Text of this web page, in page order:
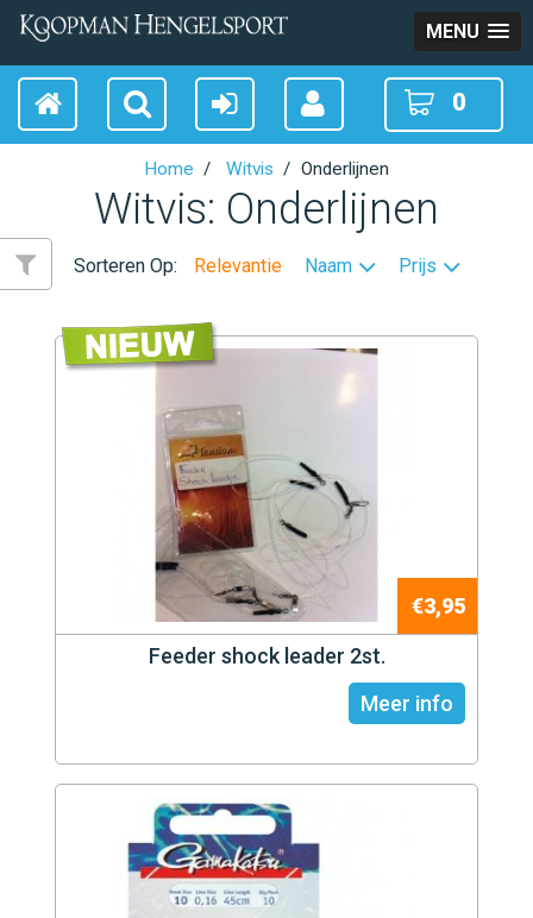
MENU
0
Home Witvis Onderlijnen
Witvis: Onderlijnen
Sorteren Op: Relevantie Naam Prijs
€3,95
Feeder shock leader 2st.
Meer info